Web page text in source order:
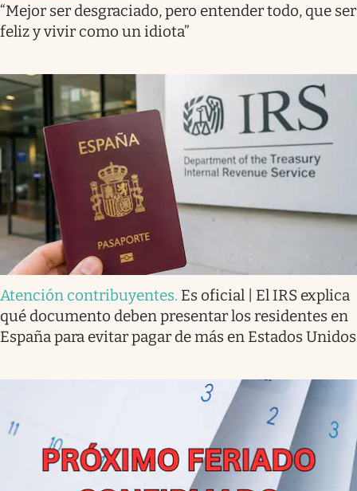
“Mejor ser desgraciado, pero entender todo, que ser
feliz y vivir como un idiota”
Atención contribuyentes. Es oficial | El IRS explica
qué documento deben presentar los residentes en
España para evitar pagar de más en Estados Unidos